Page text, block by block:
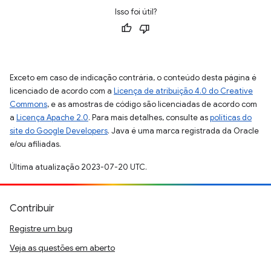
Isso foi útil?
Exceto em caso de indicação contrária, o conteúdo desta página é
licenciado de acordo com a Licença de atribuição 4.0 do Creative
Commons, e as amostras de código são licenciadas de acordo com
a Licença Apache 2.0. Para mais detalhes, consulte aspolíticas do
site do Google Developers. Java é uma marca registrada da Oracle
e/ou afiliadas.
Última atualização 2023-07-20 UTC.
Contribuir
Registre um bug
Veja as questões em aberto